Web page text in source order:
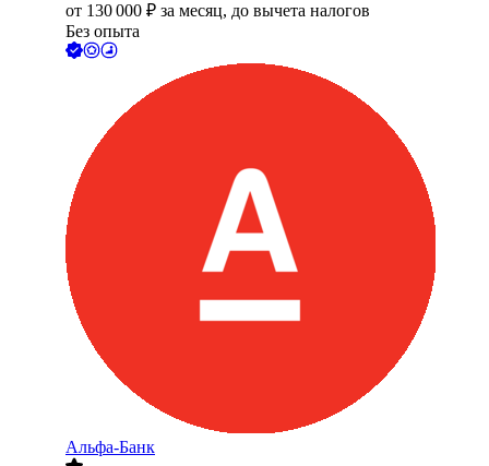
от 130 000 ₽ за месяц, до вычета налогов
Без опыта
Альфа-Банк